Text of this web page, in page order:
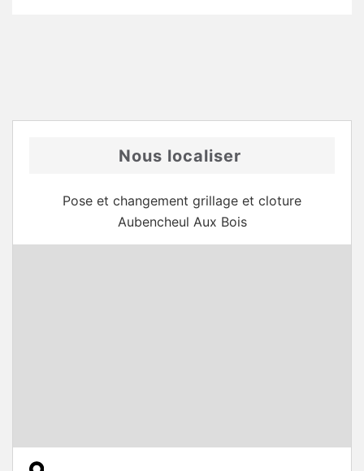
Nous localiser
Pose et changement grillage et cloture
Aubencheul Aux Bois